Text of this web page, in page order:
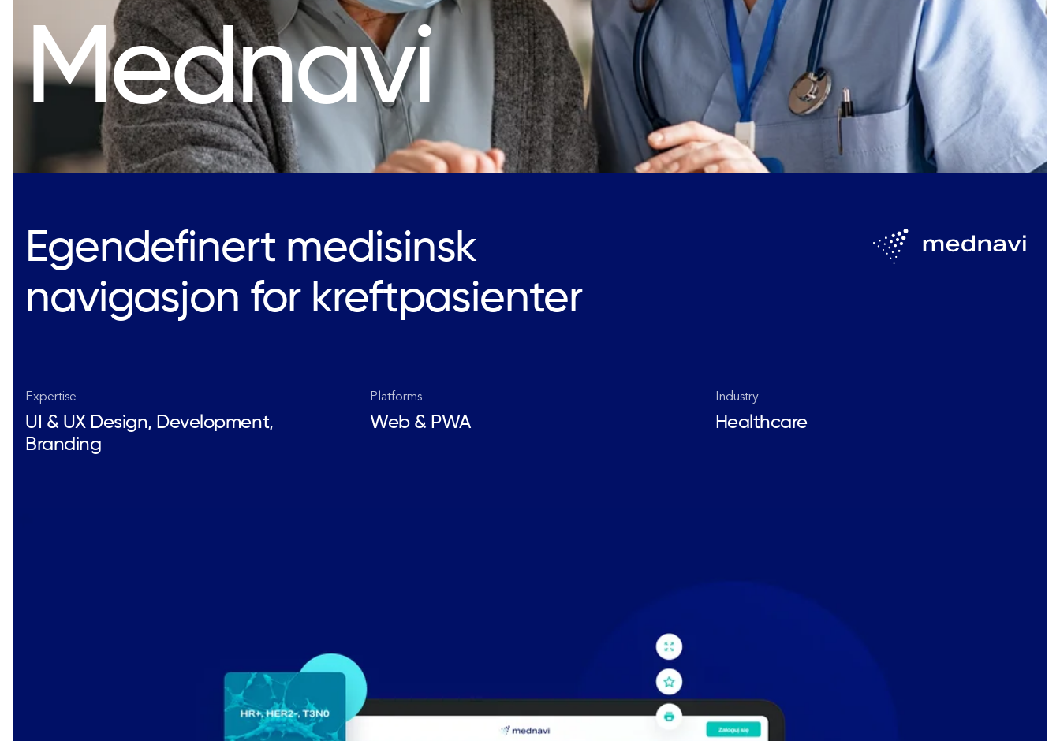
Mednavi
Egendefinert medisinsk
navigasjon for kreftpasienter
Expertise
UI & UX Design, Development,
Branding
Platforms
Web & PWA
Industry
Healthcare